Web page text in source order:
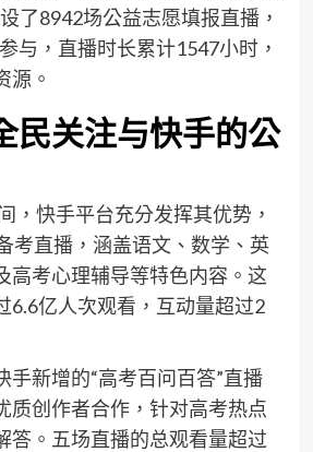
了8942场公益志愿填报直播，
与，直播时长累计1547小时，
源。
民关注与快手的公
，快手平台充分发挥其优势，
考直播，涵盖语文、数学、英
高考心理辅导等特色内容。这
6.6亿人次观看，互动量超过2
手新增的“高考百问百答”直播
质创作者合作，针对高考热点
答。五场直播的总观看量超过